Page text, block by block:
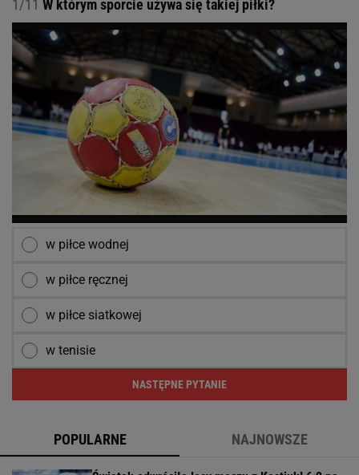
1/11 W którym sporcie używa się takiej piłki?
w piłce wodnej
w piłce ręcznej
w piłce siatkowej
w tenisie
NASTĘPNE PYTANIE
POPULARNE NAJNOWSZE